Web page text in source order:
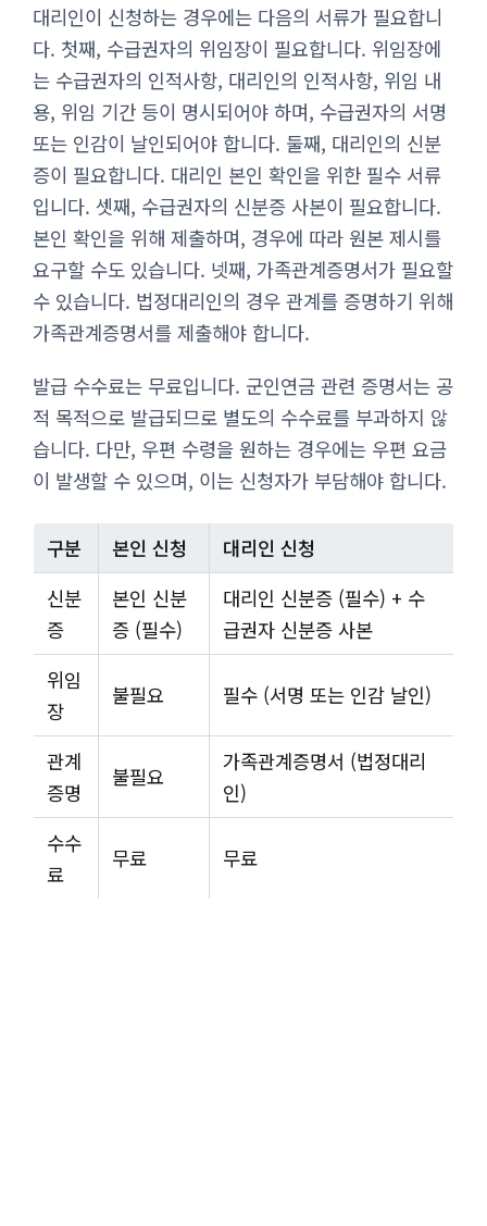
대리인이 신청하는 경우에는 다음의 서류가 필요합니
다. 첫째, 수급권자의 위임장이 필요합니다. 위임장에
는 수급권자의 인적사항, 대리인의 인적사항, 위임 내
용, 위임 기간 등이 명시되어야 하며, 수급권자의 서명
또는 인감이 날인되어야 합니다. 둘째, 대리인의 신분
증이 필요합니다. 대리인 본인 확인을 위한 필수 서류
입니다. 셋째, 수급권자의 신분증 사본이 필요합니다.
본인 확인을 위해 제출하며, 경우에 따라 원본 제시를
요구할 수도 있습니다. 넷째, 가족관계증명서가 필요할
수 있습니다. 법정대리인의 경우 관계를 증명하기 위해
가족관계증명서를 제출해야 합니다.
발급 수수료는 무료입니다. 군인연금 관련 증명서는 공
적 목적으로 발급되므로 별도의 수수료를 부과하지 않
습니다. 다만, 우편 수령을 원하는 경우에는 우편 요금
이 발생할 수 있으며, 이는 신청자가 부담해야 합니다.
구분 본인 신청
대리인 신청
신분
증
본인 신분
증 (필수)
대리인 신분증 (필수) + 수
급권자 신분증 사본
위임
장
불필요 필수 (서명 또는 인감 날인)
관계
증명
불필요
가족관계증명서 (법정대리
인)
수수
료
무료 무료